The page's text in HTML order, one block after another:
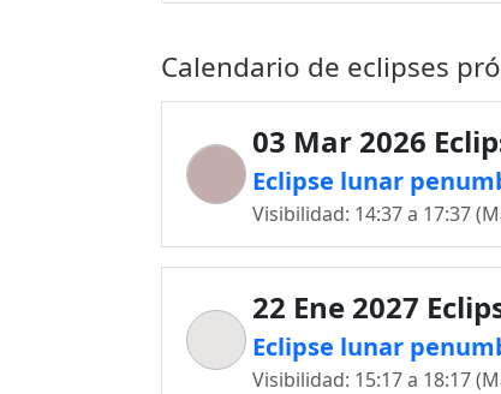
Calendario de eclipses
03 Mar 2026
Eclipse lunar
Visibilidad: 14:37 a 17:37
22 Ene 2027
Eclipse lunar
Visibilidad: 15:17 a 18:17